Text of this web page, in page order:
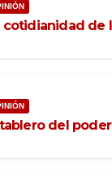
cotidianidad de
del poder